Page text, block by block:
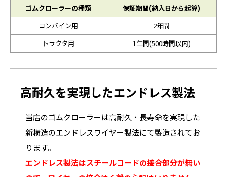
ゴムクローラーの種類
保証期間(納入日から起算)
コンバイン用
2年間
トラクタ用
1年間(500時間以内)
高耐久を実現したエンドレス製法
当店のゴムクローラーは高耐久・長寿命を実現した
新構造のエンドレスワイヤー製法にて製造されてお
ります。
エンドレス製法はスチールコードの接合部分が無い